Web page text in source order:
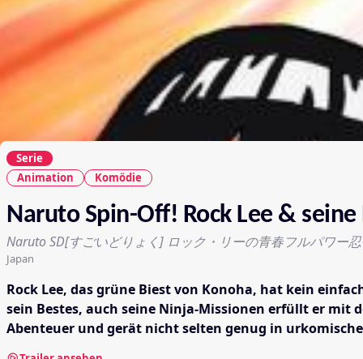
Serie
Animation
Komödie
Naruto Spin-Off! Rock Lee &
Naruto SD[すごいどりょく] ロック・リーの青春フルパワー
Japan
Rock Lee, das grüne Biest von Konoha, hat kein
sein Bestes, auch seine Ninja-Missionen erfüllt er mit
Abenteuer und gerät nicht selten genug in